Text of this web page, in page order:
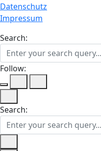
Datenschutz
Impressum
Search:
Follow:
Search: